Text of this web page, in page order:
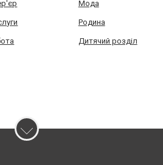
Мода
Родина
Дитячий розділ